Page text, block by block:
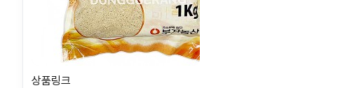
상품링크